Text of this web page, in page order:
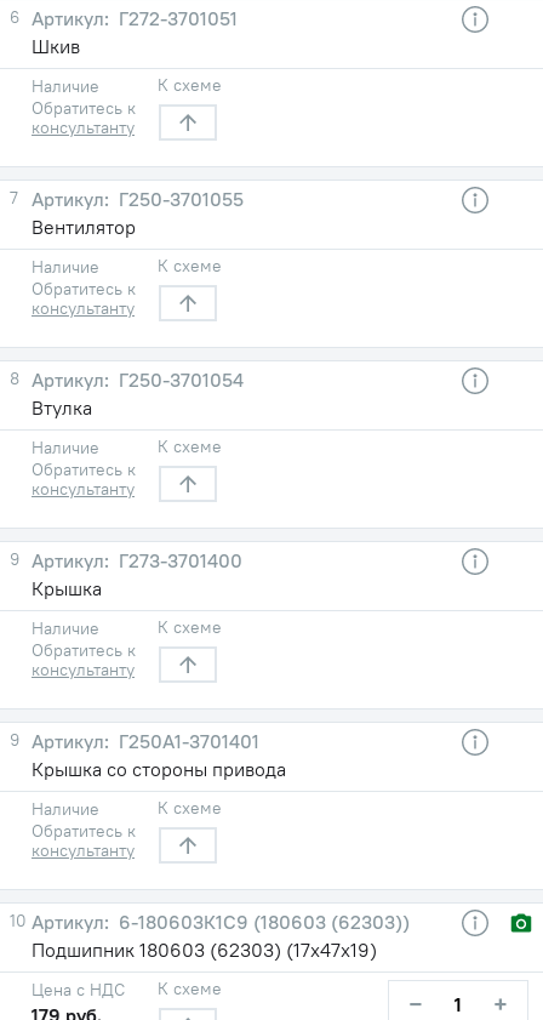
6
Г272-3701051
Шкив
Наличие
Обратитесь к
консультанту
К схеме
7
Г250-3701055
Вентилятор
Наличие
Обратитесь к
консультанту
К схеме
8
Г250-3701054
Втулка
Наличие
Обратитесь к
консультанту
К схеме
9
Г273-3701400
Крышка
Наличие
Обратитесь к
консультанту
К схеме
9
Г250А1-3701401
Крышка со стороны привода
Наличие
Обратитесь к
консультанту
К схеме
10
6-180603К1С9 (180603 (62303))
Подшипник 180603 (62303) (17х47х19)
Цена с НДС
179 руб.
К схеме − +